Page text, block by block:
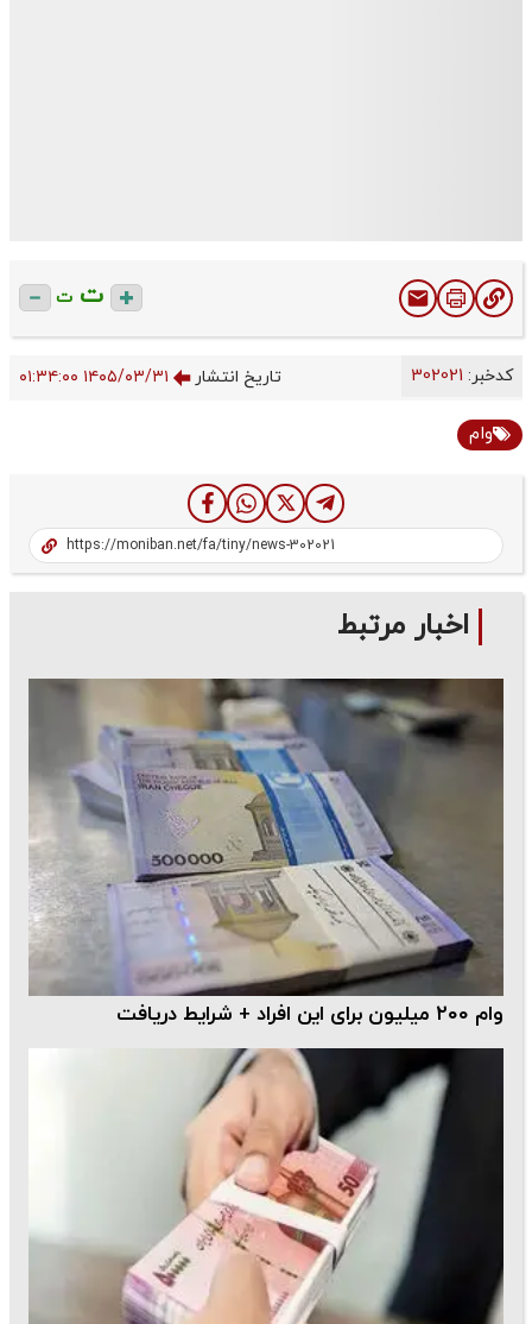
ت ت
کدخبر: تاریخ انتشار ۱۴۰۵/۰۳/۳۱ ۰۱:۳۴:۰۰
وام
اخبار مرتبط
وام ۲۰۰ میلیون برای این افراد + شرایط دریافت